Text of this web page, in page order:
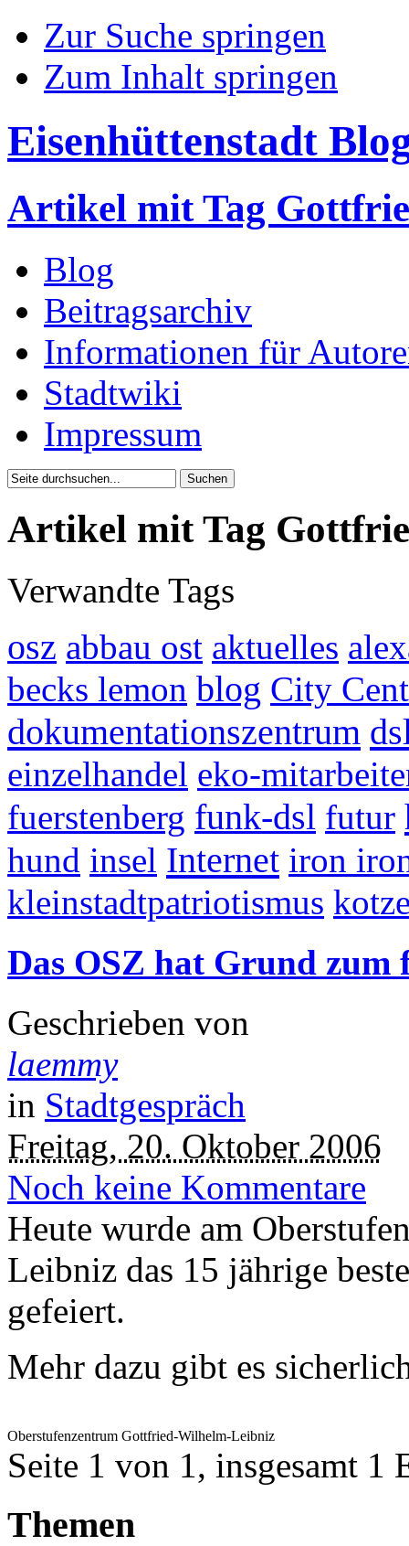
Zur Suche springen
Zum Inhalt springen
Eisenhüttenstadt
Artikel mit Tag
Blog
Beitragsarchiv
Informationen für
Stadtwiki
Impressum
Artikel mit Tag
Verwandte Tags
osz abbau ost aktuelles
becks lemon blog City
dokumentationszentrum
einzelhandel eko-
fuerstenberg funk-dsl futur
hund insel Internet iron
kleinstadtpatriotismus
Das OSZ hat Grund zum
Geschrieben von
laemmy
in Stadtgespräch
Freitag, 20. Oktober 2006
Noch keine Kommentare
Heute wurde am
Leibniz das 15 jährige
gefeiert.
Mehr dazu gibt es
Oberstufenzentrum Gottfried-Wilhelm-Leibniz
Seite 1 von 1, insgesamt 1
Themen